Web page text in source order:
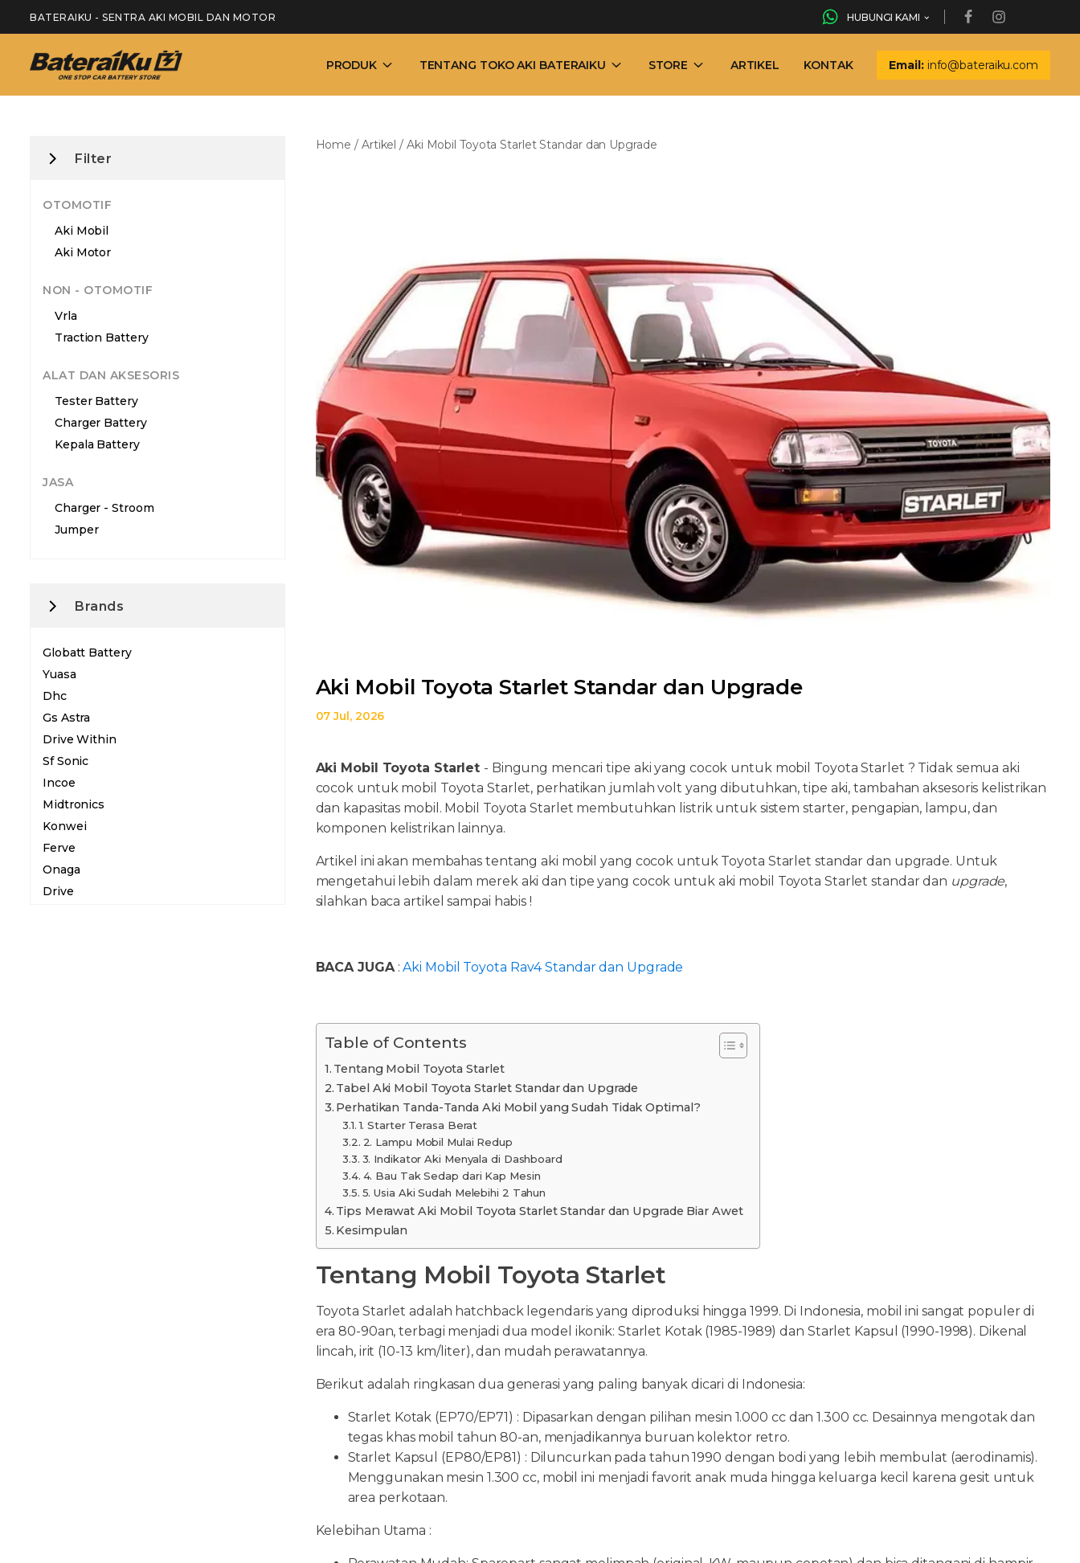
BATERAIKU - SENTRA AKI MOBIL DAN MOTOR HUBUNGI KAMI
PRODUK TENTANG TOKO AKI BATERAIKU STORE ARTIKEL KONTAK Email: info@bateraiku.com
Filter
OTOMOTIF
Aki Mobil
Aki Motor
NON - OTOMOTIF
Vrla
Traction Battery
ALAT DAN AKSESORIS
Tester Battery
Charger Battery
Kepala Battery
JASA
Charger - Stroom
Jumper
Brands
Globatt Battery
Yuasa
Dhc
Gs Astra
Drive Within
Sf Sonic
Incoe
Midtronics
Konwei
Ferve
Onaga
Drive
Home / Artikel / Aki Mobil Toyota Starlet Standar dan Upgrade
Aki Mobil Toyota Starlet Standar dan Upgrade
07 Jul, 2026
Aki Mobil Toyota Starlet - Bingung mencari tipe aki yang cocok untuk mobil Toyota Starlet ? Tidak semua aki
cocok untuk mobil Toyota Starlet, perhatikan jumlah volt yang dibutuhkan, tipe aki, tambahan aksesoris kelistrikan
dan kapasitas mobil. Mobil Toyota Starlet membutuhkan listrik untuk sistem starter, pengapian, lampu, dan
komponen kelistrikan lainnya.
Artikel ini akan membahas tentang aki mobil yang cocok untuk Toyota Starlet standar dan upgrade. Untuk
mengetahui lebih dalam merek aki dan tipe yang cocok untuk aki mobil Toyota Starlet standar dan upgrade,
silahkan baca artikel sampai habis !
BACA JUGA:Aki Mobil Toyota Rav4 Standar dan Upgrade
Table of Contents
Tentang Mobil Toyota Starlet
Tabel Aki Mobil Toyota Starlet Standar dan Upgrade
Perhatikan Tanda-Tanda Aki Mobil yang Sudah Tidak Optimal?
1. Starter Terasa Berat
2. Lampu Mobil Mulai Redup
3. Indikator Aki Menyala di Dashboard
4. Bau Tak Sedap dari Kap Mesin
5. Usia Aki Sudah Melebihi 2 Tahun
Tips Merawat Aki Mobil Toyota Starlet Standar dan Upgrade Biar Awet
Kesimpulan
Tentang Mobil Toyota Starlet
Toyota Starlet adalah hatchback legendaris yang diproduksi hingga 1999. Di Indonesia, mobil ini sangat populer di
era 80-90an, terbagi menjadi dua model ikonik: Starlet Kotak (1985-1989) dan Starlet Kapsul (1990-1998). Dikenal
lincah, irit (10-13 km/liter), dan mudah perawatannya.
Berikut adalah ringkasan dua generasi yang paling banyak dicari di Indonesia:
Starlet Kotak (EP70/EP71) : Dipasarkan dengan pilihan mesin 1.000 cc dan 1.300 cc. Desainnya mengotak dan
tegas khas mobil tahun 80-an, menjadikannya buruan kolektor retro.
Starlet Kapsul (EP80/EP81) : Diluncurkan pada tahun 1990 dengan bodi yang lebih membulat (aerodinamis).
Menggunakan mesin 1.300 cc, mobil ini menjadi favorit anak muda hingga keluarga kecil karena gesit untuk
area perkotaan.
Kelebihan Utama :